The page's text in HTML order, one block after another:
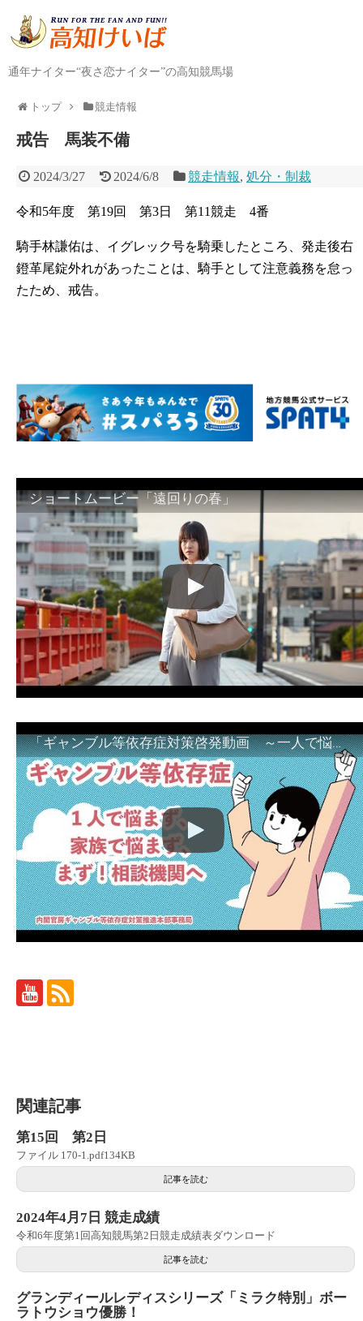
通年ナイター“夜さ恋ナイター”の高知競馬場
トップ 競走情報
戒告 馬装不備
2024/3/27 2024/6/8 競走情報,処分・制裁
令和5年度 第19回 第3日 第11競走 4番
騎手林謙佑は、イグレック号を騎乗したところ、発走後右
鐙革尾錠外れがあったことは、騎手として注意義務を怠っ
たため、戒告。
ショートムービー「遠回りの春」
「ギャンブル等依存症対策啓発動画 ～一人で悩まず、家族で悩まず、まず！相談機関へ～」
関連記事
第15回 第2日
ファイル 170-1.pdf134KB
記事を読む
2024年4月7日 競走成績
令和6年度第1回高知競馬第2日競走成績表ダウンロード
記事を読む
グランディールレディスシリーズ「ミラク特別」ボー
ラトウショウ優勝！